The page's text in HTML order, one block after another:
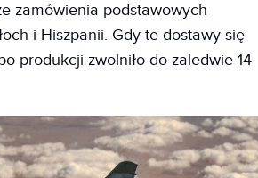
zamówienia podstawowych
i Hiszpanii. Gdy te dostawy się
produkcji zwolniło do zaledwie 14